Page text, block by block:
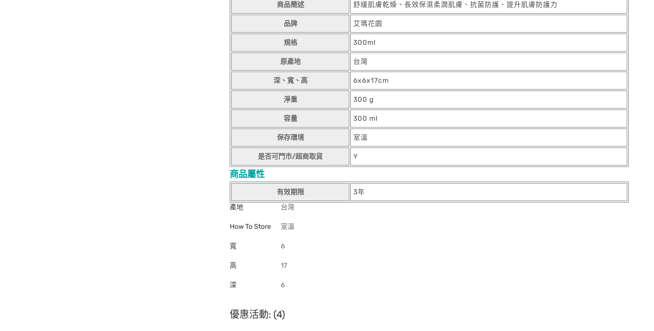
商品簡述 舒緩肌膚乾燥、長效保濕柔潤肌膚、抗菌防護、提升肌膚防護力
品牌 艾瑪花園
規格 300ml
原產地 台灣
深、寬、高 6x6x17cm
淨重 300 g
容量 300 ml
保存環境 室溫
是否可門市/超商取貨 Y
商品屬性
有效期限
3年
產地
台灣
How To Store 室溫
寬 6
高 17
深 6
優惠活動: (4)